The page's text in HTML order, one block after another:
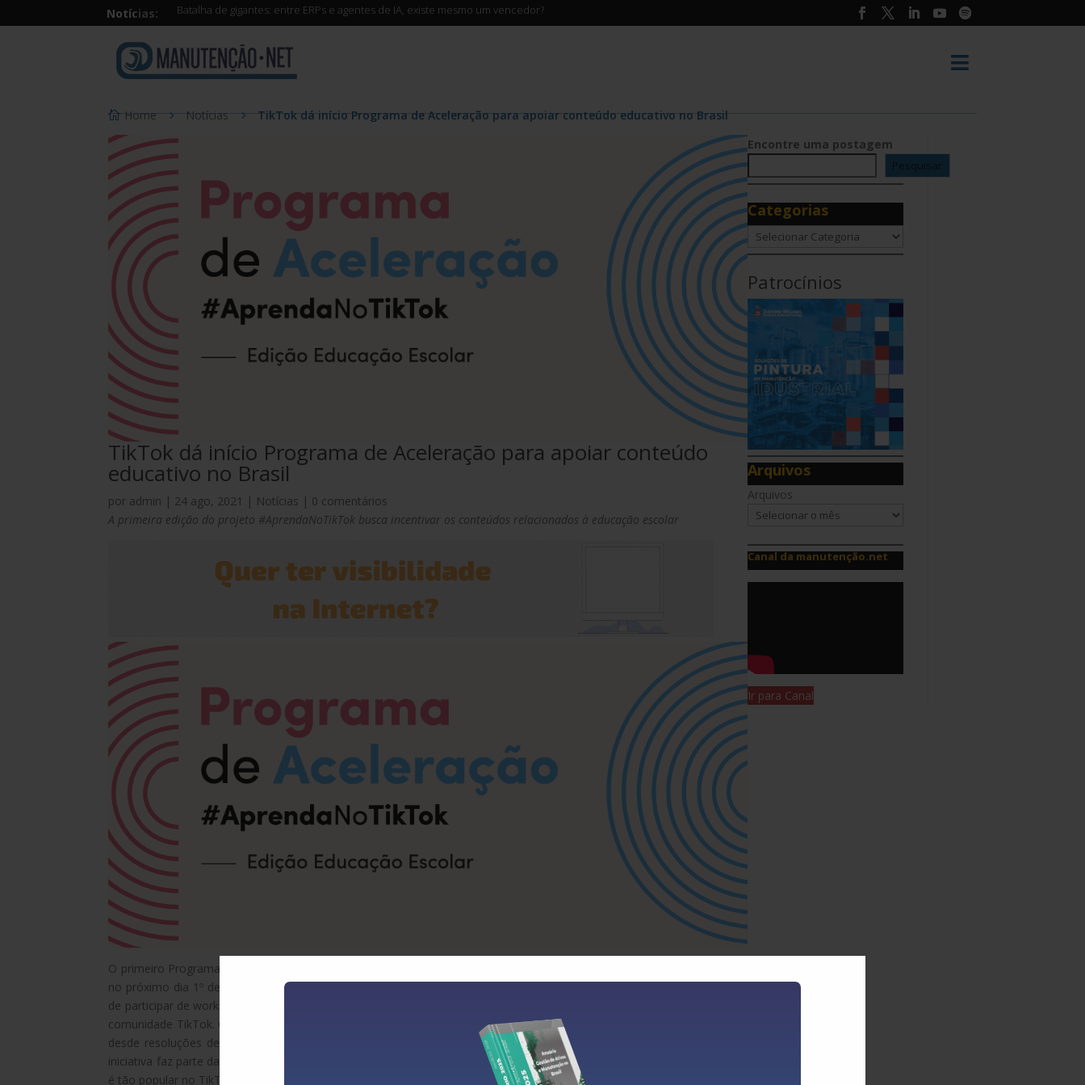
Notícias: Batalha de gigantes: entre ERPs e agentes de IA, existe mesmo um vencedor?

Home Notícias TikTok dá início Programa de Aceleração para apoiar conteúdo educativo no Brasil
TikTok dá início Programa de Aceleração para apoiar conteúdo
educativo no Brasil
por admin | 24 ago, 2021 | Notícias | 0 comentários
A primeira edição do projeto #AprendaNoTikTok busca incentivar os conteúdos relacionados à educação escolar
O primeiro Programa de Aceleração do TikTok, #AprendaNoTikTok, edição Educação Escolar, já tem data para começar:
no próximo dia 1º de setembro, os criadores de conteúdo selecionados e convidados pelo TikTok terão a oportunidade
de participar de workshops, durante dois meses, para aprender mais sobre a plataforma e se conectar ainda mais com a
comunidade TikTok. Os criadores foram escolhidos pela qualidade dos seus conteúdos e engajamento, cujos vídeos irão
desde resoluções de exercícios, dicas sobre como se preparar para exames, organização de estudos, entre outros. A
iniciativa faz parte da estratégia de longo prazo da plataforma para fortalecer o ecossistema deste tipo de conteúdo que
é tão popular no TikTok. A #AprendaNoTikTok já tem mais de 900 milhões de visualizações.
Encontre uma postagem
Pesquisar
Categorias
Categorias
Patrocínios
Arquivos
Arquivos
Canal da manutenção.net
Ir para Canal